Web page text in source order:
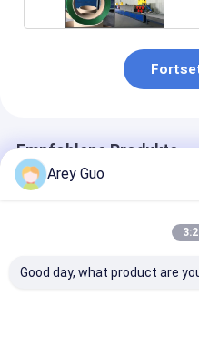
Empfohlene Produkte
Arey Guo
Good day, what product are